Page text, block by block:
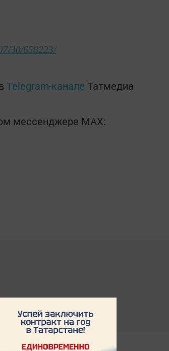
30/658223/
Telegram-канале Татмедиа
мессенджере MАХ: